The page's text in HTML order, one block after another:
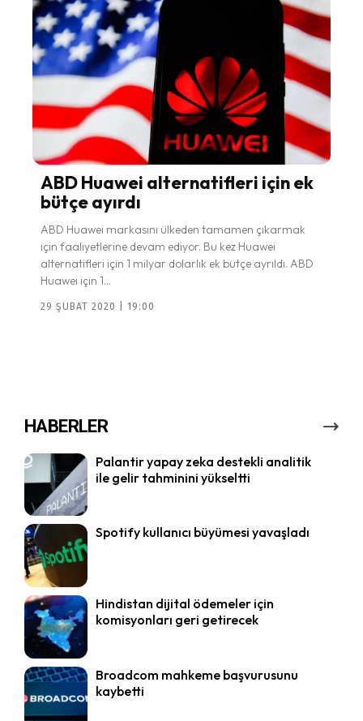
ABD Huawei alternatifleri için ek
bütçe ayırdı
ABD Huawei markasını ülkeden tamamen çıkarmak
için faaliyetlerine devam ediyor. Bu kez Huawei
alternatifleri için 1 milyar dolarlık ek bütçe ayrıldı. ABD
Huawei için 1...
29 ŞUBAT 2020 | 19:00
HABERLER
Palantir yapay zeka destekli analitik
ile gelir tahminini yükseltti
Spotify kullanıcı büyümesi yavaşladı
Hindistan dijital ödemeler için
komisyonları geri getirecek
Broadcom mahkeme başvurusunu
kaybetti